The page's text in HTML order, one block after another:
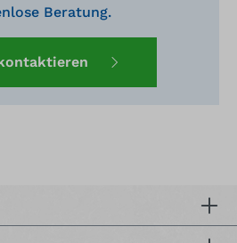
Beratung.